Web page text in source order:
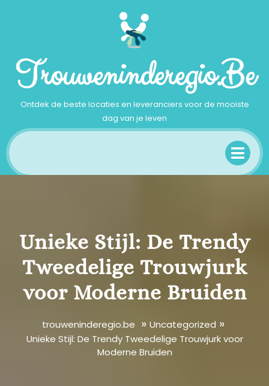
Trouweninderegio.be
Ontdek de beste locaties en leveranciers voor de mooiste
dag van je leven
Unieke Stijl: De Trendy
Tweedelige Trouwjurk
voor Moderne Bruiden
trouweninderegio.be » Uncategorized »
Unieke Stijl: De Trendy Tweedelige Trouwjurk voor
Moderne Bruiden